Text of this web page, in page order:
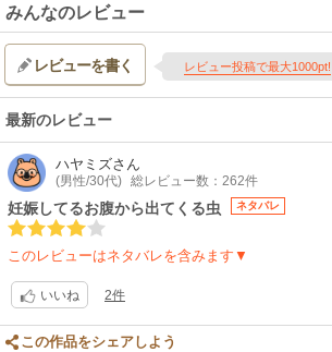
みんなのレビュー
レビューを書く レビュー投稿で最大1000pt!
最新のレビュー
ハヤミズさん
(男性/30代) 総レビュー数：262件
妊娠してるお腹から出てくる虫 ネタバレ
このレビューはネタバレを含みます▼
いいね 2件
この作品をシェアしよう